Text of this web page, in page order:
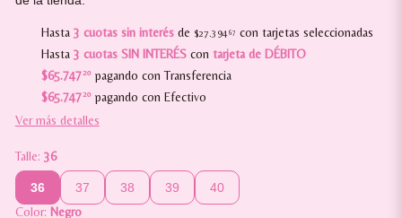
Hasta 3 cuotas sin interésde $27.39467 con tarjetas seleccionadas
Hasta 3 cuotas SIN INTERÉScon tarjeta de DÉBITO
$65.74720pagando con Transferencia
$65.74720pagando con Efectivo
Ver más detalles
Talle: 36
36 37 38 39
40
Color: Negro